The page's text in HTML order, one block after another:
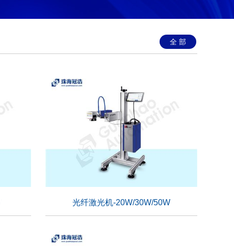
全 部
光纤激光机-20W/30W/50W